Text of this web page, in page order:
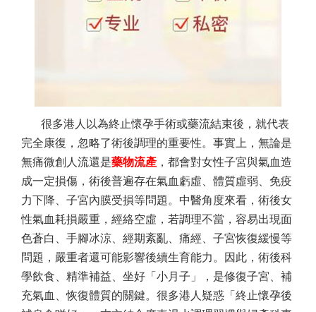
很多港人以為終止懷孕手術或藥流結束後，就代表
完全康復，忽略了術後調理的重要性。事實上，無論是
無痛微創人流還是藥物流產 ，都會對女性子宮與氣血造
成一定損傷，術後普遍存在氣血虧虛、體質虛弱、免疫
力下降、子宮內膜受損等問題。中醫角度來看，術後女
性氣血耗損嚴重，經絡空虛，若調理不當，容易出現面
色蒼白、手腳冰涼、經期紊亂、痛經、子宮恢復緩慢等
問題，嚴重者還可能影響後續生育能力。因此，術後科
學飲食、精準補益、坐好「小月子」，是修復子宮、補
充氣血、恢復體質的關鍵。很多港人疑惑「終止懷孕後